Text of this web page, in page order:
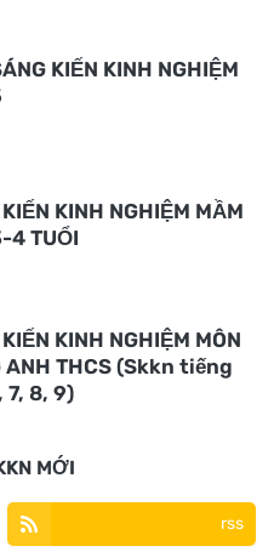
KIẾN KINH NGHIỆM
KINH NGHIỆM MẦM
4 TUỔI
KINH NGHIỆM MÔN
ANH THCS (Skkn tiếng
7, 8, 9)
MỚI
rss